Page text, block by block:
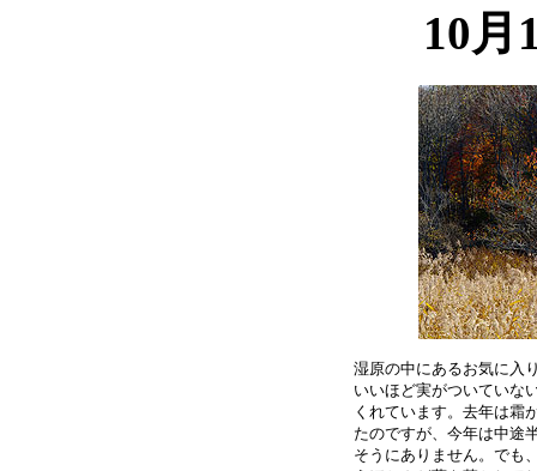
10月
湿原の中にあるお気に入
いいほど実がついていな
くれています。去年は霜
たのですが、今年は中途
そうにありません。でも